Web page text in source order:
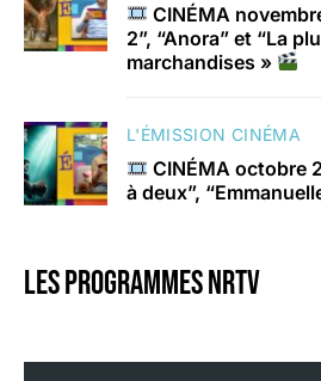
CINÉMA
2”, “Anora” et “La
marchandises »
L'ÉMISSION CINÉMA
CINÉMA octobre
à deux”,
Les programmes nrtv